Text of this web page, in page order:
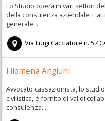
Lo Studio opera in vari settori
della consulenza aziendale.
generale...
Via Luigi Cacciatore n. 57
Filomena Angiuni
Avvocato cassazionista, lo
civilistica, è fornito di validi
consulenza...